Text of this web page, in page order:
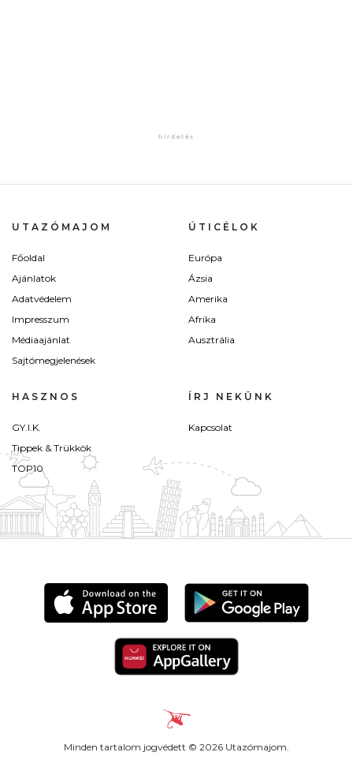
UTAZÓMAJOM
Főoldal
Ajánlatok
Adatvédelem
Impresszum
Médiaajánlat
Sajtómegjelenések
ÚTICÉLOK
Európa
Ázsia
Amerika
Afrika
Ausztrália
HASZNOS
GY.I.K.
Tippek & Trükkök
TOP10
ÍRJ NEKÜNK
Kapcsolat
Minden tartalom jogvédett © 2026 Utazómajom.